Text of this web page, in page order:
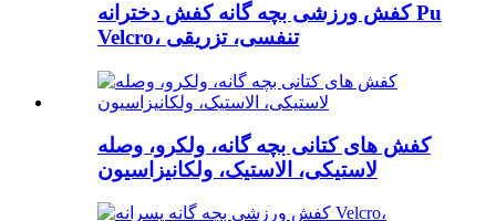
کفش ورزشی بچه گانه کفش دخترانه Pu
Velcro، تنفسی، تزریقی
کفش های کتانی بچه گانه، ولکرو، وصله
لاستیکی، الاستیک، ولکانیزاسیون